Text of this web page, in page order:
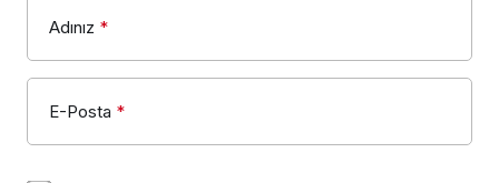
Adınız *
E-Posta *